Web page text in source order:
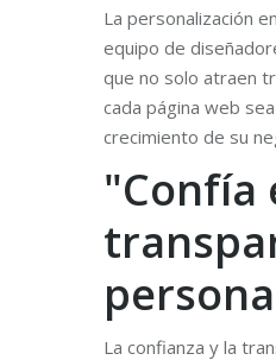
La personalización
equipo de
que no solo atraen
cada página web
crecimiento de su
"Confía
La confianza y la